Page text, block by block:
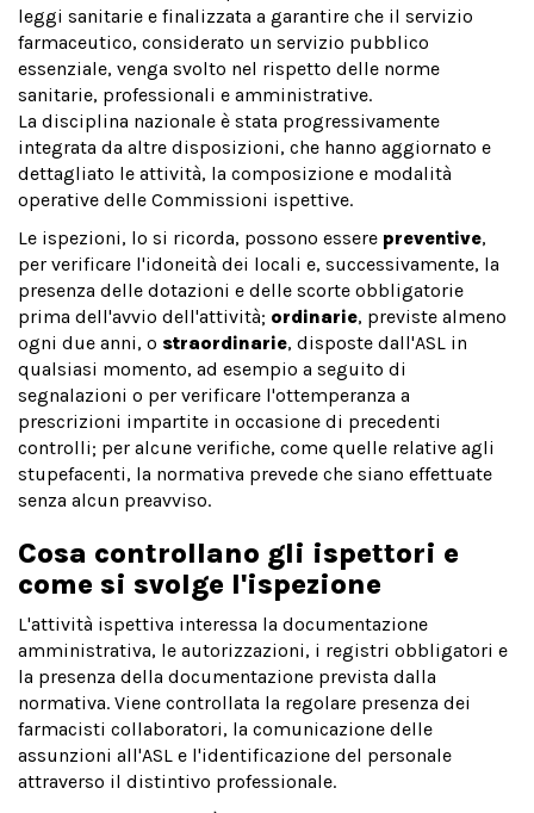
leggi sanitarie e finalizzata a garantire che il servizio
farmaceutico, considerato un servizio pubblico
essenziale, venga svolto nel rispetto delle norme
sanitarie, professionali e amministrative.
La disciplina nazionale è stata progressivamente
integrata da altre disposizioni, che hanno aggiornato e
dettagliato le attività, la composizione e modalità
operative delle Commissioni ispettive.
Le ispezioni, lo si ricorda, possono essere preventive,
per verificare l'idoneità dei locali e, successivamente, la
presenza delle dotazioni e delle scorte obbligatorie
prima dell'avvio dell'attività; ordinarie, previste almeno
ogni due anni, o straordinarie, disposte dall'ASL in
qualsiasi momento, ad esempio a seguito di
segnalazioni o per verificare l'ottemperanza a
prescrizioni impartite in occasione di precedenti
controlli; per alcune verifiche, come quelle relative agli
stupefacenti, la normativa prevede che siano effettuate
senza alcun preavviso.
Cosa controllano gli ispettori e
come si svolge l'ispezione
L'attività ispettiva interessa la documentazione
amministrativa, le autorizzazioni, i registri obbligatori e
la presenza della documentazione prevista dalla
normativa. Viene controllata la regolare presenza dei
farmacisti collaboratori, la comunicazione delle
assunzioni all'ASL e l'identificazione del personale
attraverso il distintivo professionale.